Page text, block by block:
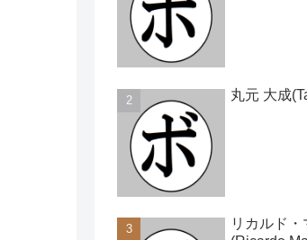
丸元 大成
リカルド・